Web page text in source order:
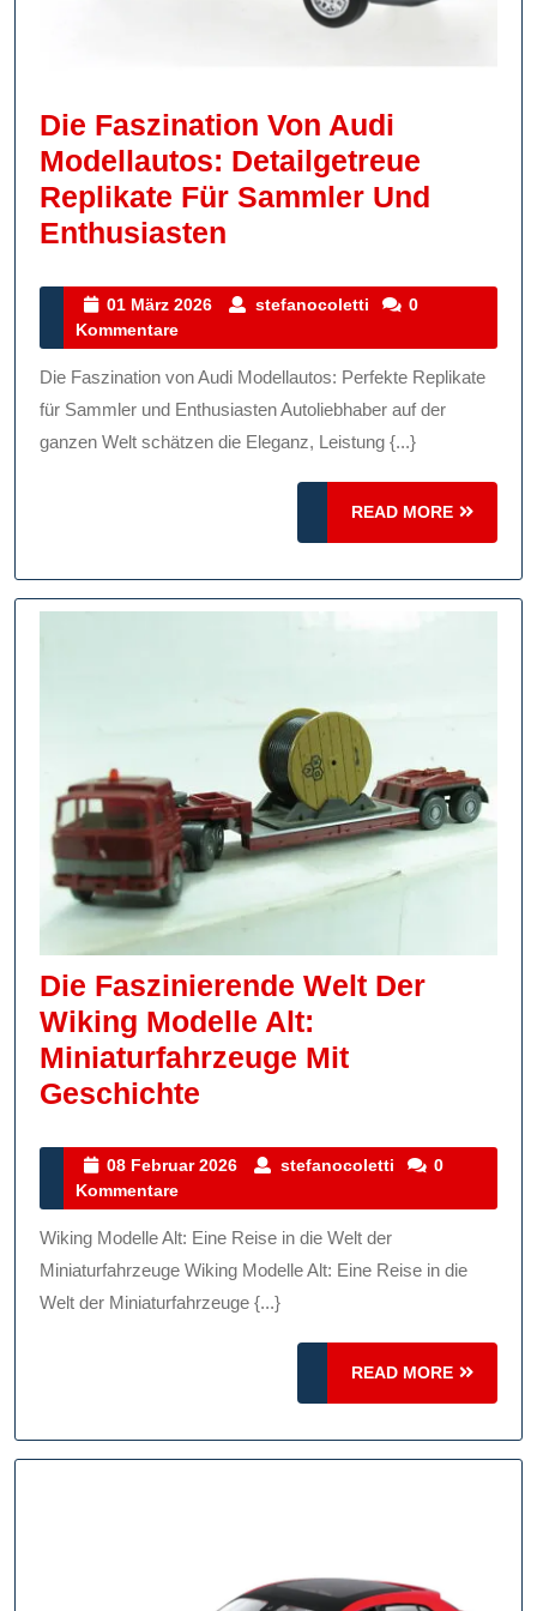
Die Faszination Von Audi
Modellautos: Detailgetreue
Replikate Für Sammler Und
Enthusiasten
Von
Modellautos:
Detailgetreue
Replikate
Enthusiasten
01 März 2026
01
2026
stefanocoletti stefanocoletti
0
Kommentare
Die Faszination von Audi Modellautos: Perfekte Replikate
für Sammler und Enthusiasten Autoliebhaber auf der
ganzen Welt schätzen die Eleganz, Leistung {...}
READ MORE
READ
MORE
Die Faszinierende Welt Der
Wiking Modelle Alt:
Miniaturfahrzeuge Mit
Geschichte
Welt
Wiking
Modelle
Alt:
Miniaturfahrzeuge
08 Februar 2026
08
2026
stefanocoletti stefanocoletti
0
Kommentare
Wiking Modelle Alt: Eine Reise in die Welt der
Miniaturfahrzeuge Wiking Modelle Alt: Eine Reise in die
Welt der Miniaturfahrzeuge {...}
READ MORE
READ
MORE